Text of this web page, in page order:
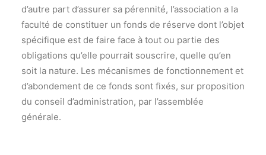
d’autre part d’assurer sa pérennité, l’association a la
faculté de constituer un fonds de réserve dont l’objet
spécifique est de faire face à tout ou partie des
obligations qu’elle pourrait souscrire, quelle qu’en
soit la nature. Les mécanismes de fonctionnement et
d’abondement de ce fonds sont fixés, sur proposition
du conseil d’administration, par l’assemblée
générale.